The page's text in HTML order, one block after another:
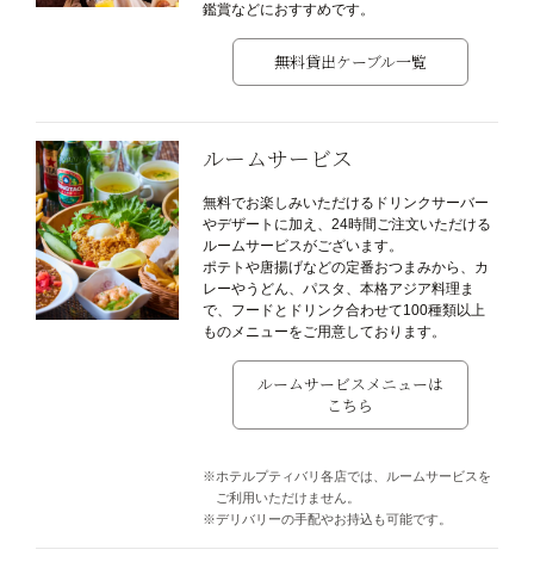
鑑賞などにおすすめです。
無料貸出ケーブル一覧
ルームサービス
無料でお楽しみいただけるドリンクサーバー
やデザートに加え、24時間ご注文いただける
ルームサービスがございます。
ポテトや唐揚げなどの定番おつまみから、カ
レーやうどん、パスタ、本格アジア料理ま
で、フードとドリンク合わせて100種類以上
ものメニューをご用意しております。
ルームサービスメニューは
こちら
ホテルプティバリ各店では、ルームサービスを
ご利用いただけません。
デリバリーの手配やお持込も可能です。